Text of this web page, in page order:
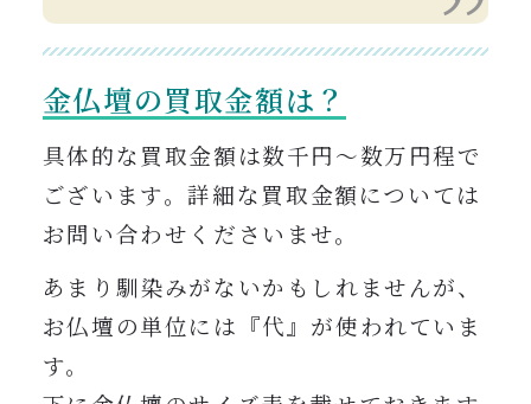
金仏壇の買取金額は？
具体的な買取金額は数千円〜数万円程で
ございます。詳細な買取金額については
お問い合わせくださいませ。
あまり馴染みがないかもしれませんが、
お仏壇の単位には『代』が使われていま
す。